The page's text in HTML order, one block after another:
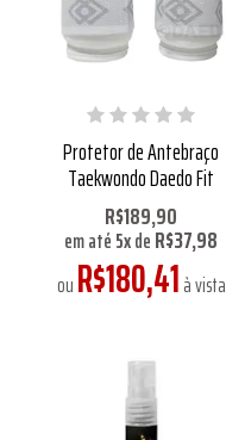
Protetor de Antebraço
Taekwondo Daedo Fit
R$189,90
em até5xdeR$37,98
ouR$180,41à vista